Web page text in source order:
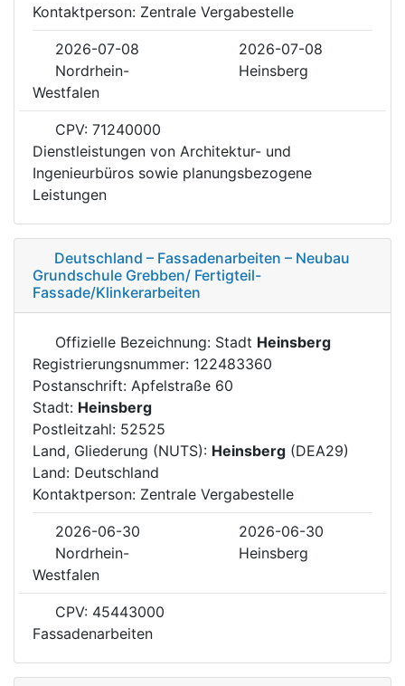
Kontaktperson: Zentrale Vergabestelle
2026-07-08
2026-07-08
Nordrhein-
Westfalen
Heinsberg
CPV: 71240000
Dienstleistungen von Architektur- und
Ingenieurbüros sowie planungsbezogene
Leistungen
Deutschland – Fassadenarbeiten – Neubau
Grundschule Grebben/ Fertigteil-
Fassade/Klinkerarbeiten
Offizielle Bezeichnung: Stadt Heinsberg
Registrierungsnummer: 122483360
Postanschrift: Apfelstraße 60
Stadt: Heinsberg
Postleitzahl: 52525
Land, Gliederung (NUTS): Heinsberg (DEA29)
Land: Deutschland
Kontaktperson: Zentrale Vergabestelle
2026-06-30
2026-06-30
Nordrhein-
Westfalen
Heinsberg
CPV: 45443000
Fassadenarbeiten